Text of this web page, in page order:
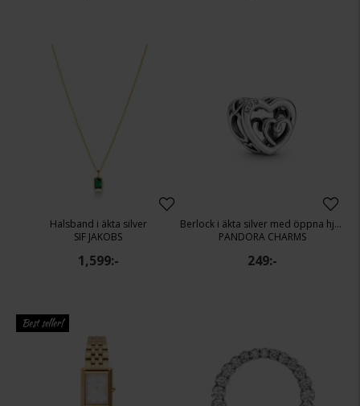
Halsband i äkta silver
SIF JAKOBS
1,599:-
Berlock i äkta silver med öppna hjärtan
PANDORA CHARMS
249:-
Best seller!